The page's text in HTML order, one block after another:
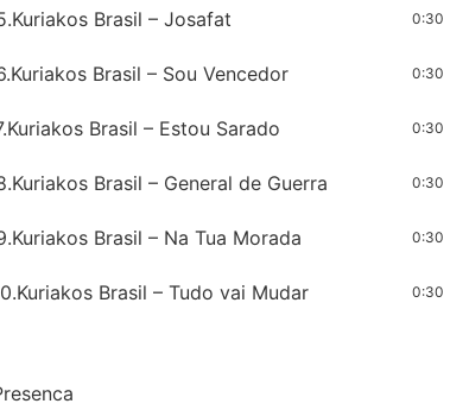
Brasil – Josafat 0:30
Brasil – Sou Vencedor 0:30
Brasil – Estou Sarado 0:30
Brasil – General de Guerra 0:30
Brasil – Na Tua Morada 0:30
Brasil – Tudo vai Mudar 0:30